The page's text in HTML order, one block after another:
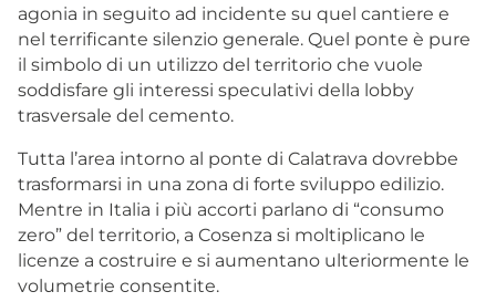
agonia in seguito ad incidente su quel cantiere e
nel terrificante silenzio generale. Quel ponte è pure
il simbolo di un utilizzo del territorio che vuole
soddisfare gli interessi speculativi della lobby
trasversale del cemento.
Tutta l’area intorno al ponte di Calatrava dovrebbe
trasformarsi in una zona di forte sviluppo edilizio.
Mentre in Italia i più accorti parlano di “consumo
zero” del territorio, a Cosenza si moltiplicano le
licenze a costruire e si aumentano ulteriormente le
volumetrie consentite.